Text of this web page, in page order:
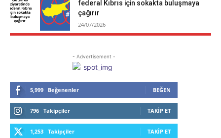
federal Kıbrıs için sokakta buluşmaya
çağırır
24/07/2026
- Advertisement -
5,999 Beğenenler BEĞEN
796 Takipçiler TAKIP ET
1,253 Takipçiler TAKIP ET